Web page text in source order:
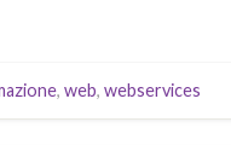
, web, webservices